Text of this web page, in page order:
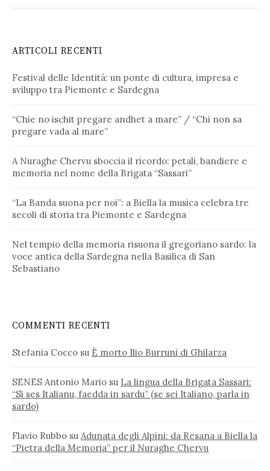
ARTICOLI RECENTI
Festival delle Identità: un ponte di cultura, impresa e
sviluppo tra Piemonte e Sardegna
“Chie no ischit pregare andhet a mare” / “Chi non sa
pregare vada al mare”
A Nuraghe Chervu sboccia il ricordo: petali, bandiere e
memoria nel nome della Brigata “Sassari”
“La Banda suona per noi”: a Biella la musica celebra tre
secoli di storia tra Piemonte e Sardegna
Nel tempio della memoria risuona il gregoriano sardo: la
voce antica della Sardegna nella Basilica di San
Sebastiano
COMMENTI RECENTI
Stefania Cocco su È morto Ilio Burruni di Ghilarza
SENES Antonio Mario su La lingua della Brigata Sassari:
“Si ses Italianu, faedda in sardu” (se sei Italiano, parla in
sardo)
Flavio Rubbo su Adunata degli Alpini: da Resana a Biella la
“Pietra della Memoria” per il Nuraghe Chervu